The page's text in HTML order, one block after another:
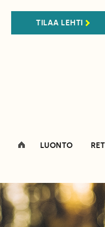
TILAA LEHTI
LUONTO